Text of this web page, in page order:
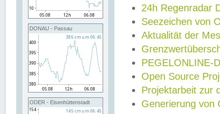
DONAU - Passau
ODER - Eisenhüttenstadt
24h Regenradar
Seezeichen von
Aktualität der
PEGELONLINE-
Open Source
Projektarbeit zur
Generierung von